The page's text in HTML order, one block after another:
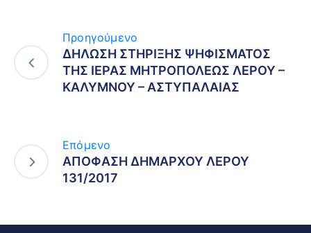
Προηγούμενο
ΔΗΛΩΣΗ ΣΤΗΡΙΞΗΣ ΨΗΦΙΣΜΑΤΟΣ
ΤΗΣ ΙΕΡΑΣ ΜΗΤΡΟΠΟΛΕΩΣ ΛΕΡΟΥ –
ΚΑΛΥΜΝΟΥ – ΑΣΤΥΠΑΛΑΙΑΣ
Επόμενο
ΑΠΟΦΑΣΗ ΔΗΜΑΡΧΟΥ ΛΕΡΟΥ
131/2017